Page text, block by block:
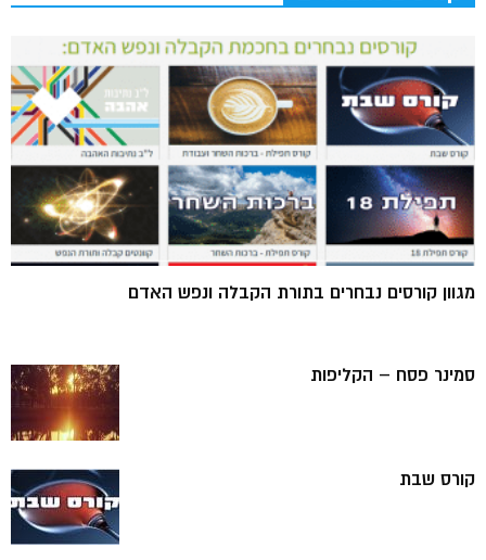
מגוון קורסים נבחרים בתורת הקבלה ונפש האדם
סמינר פסח – הקליפות
קורס שבת